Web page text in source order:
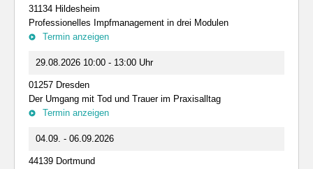
31134 Hildesheim
Professionelles Impfmanagement in drei Modulen
Termin anzeigen
29.08.2026 10:00 - 13:00 Uhr
01257 Dresden
Der Umgang mit Tod und Trauer im Praxisalltag
Termin anzeigen
04.09. - 06.09.2026
44139 Dortmund